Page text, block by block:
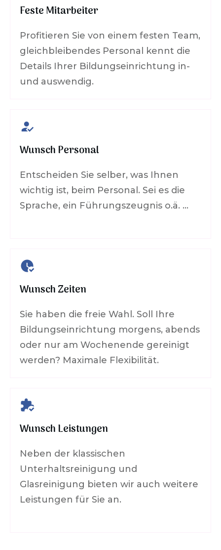
Feste Mitarbeiter
Profitieren Sie von einem festen Team,
gleichbleibendes Personal kennt die
Details Ihrer Bildungseinrichtung in-
und auswendig.
Wunsch Personal
Entscheiden Sie selber, was Ihnen
wichtig ist, beim Personal. Sei es die
Sprache, ein Führungszeugnis o.ä. …
Wunsch Zeiten
Sie haben die freie Wahl. Soll Ihre
Bildungseinrichtung morgens, abends
oder nur am Wochenende gereinigt
werden? Maximale Flexibilität.
Wunsch Leistungen
Neben der klassischen
Unterhaltsreinigung und
Glasreinigung bieten wir auch weitere
Leistungen für Sie an.